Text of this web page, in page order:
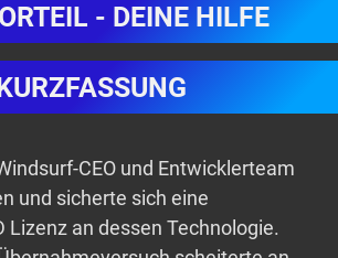
- DEINE HILFE
CEO und Entwicklerteam
und sicherte sich eine
Lizenz an dessen Technologie.